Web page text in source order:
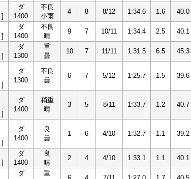
]
ダ
1400
不良
小雨
4 8 8/12 1:34.6 1.6 40.0
]
ダ
1400
不良
晴
9 7 10/11 1:34.4 2.5 40.1
]
ダ
1300
重
曇
10 7 11/11 1:31.5 6.5 45.3
]
ダ
1300
不良
曇
6 7 5/12 1:25.7 1.5 39.6
]
ダ
1400
稍重
晴
3 5 8/11 1:33.7 1.2 40.7
]
ダ
1400
良
曇
1 6 4/10 1:32.7 1.1 39.2
]
ダ
1400
良
晴
2 4 4/10 1:33.1 1.1 40.1
ダ
重